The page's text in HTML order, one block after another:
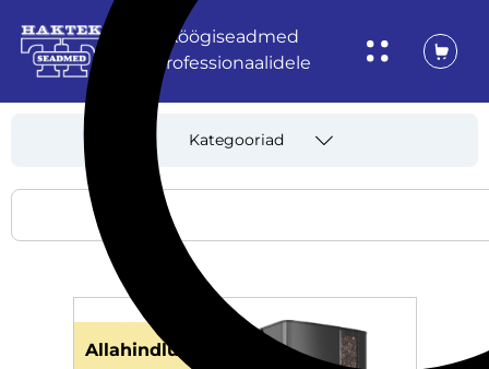
Köögiseadmed
professionaalidele
Kategooriad
Allahindlus!